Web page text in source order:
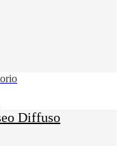
Diffuso